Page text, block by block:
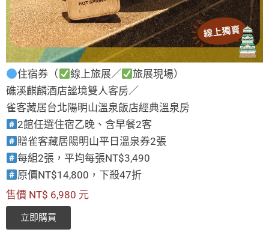
住宿券（ 線上旅展／
旅展現場）
礁溪麒麟酒店謐境雙人客房／
雀客藏居台北陽明山溫泉飯店經典溫泉房
2館任選住宿乙晚、含早餐2客
贈雀客藏居陽明山平日溫泉券2張
每組2張，平均每張NT$3,490
原價NT$14,800，下殺47折
售價 NT$ 6,980 元
立即購買